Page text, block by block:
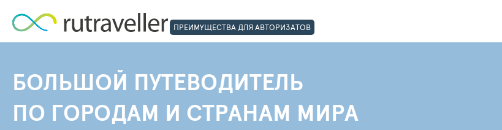
ПРЕИМУЩЕСТВА ДЛЯ АВТОРИЗАТОВ
БОЛЬШОЙ ПУТЕВОДИТЕЛЬ
ПО ГОРОДАМ И СТРАНАМ МИРА